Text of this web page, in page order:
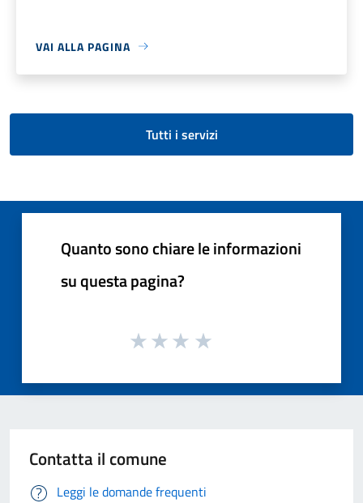
VAI ALLA PAGINA
Tutti i servizi
Quanto sono chiare le informazioni
su questa pagina?
Contatta il comune
Leggi le domande frequenti